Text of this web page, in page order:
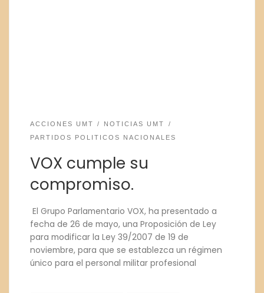
ACCIONES UMT
NOTICIAS UMT
PARTIDOS POLITICOS NACIONALES
VOX cumple su
compromiso.
El Grupo Parlamentario VOX, ha presentado a
fecha de 26 de mayo, una Proposición de Ley
para modificar la Ley 39/2007 de 19 de
noviembre, para que se establezca un régimen
único para el personal militar profesional